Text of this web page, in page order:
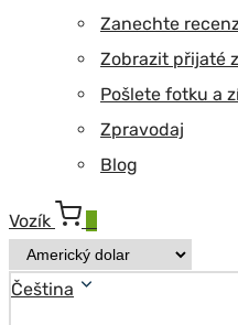
Zanechte
Zobrazit přijaté
Pošlete fotku a
Zpravodaj
Blog
Vozík
Čeština